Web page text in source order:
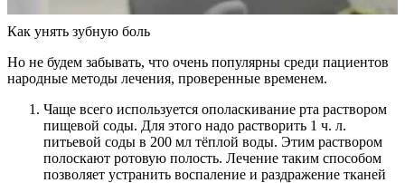
Как унять зубную боль
Но не будем забывать, что очень популярны среди пациентов
народные методы лечения, проверенные временем.
Чаще всего используется ополаскивание рта раствором
пищевой соды. Для этого надо растворить 1 ч. л.
питьевой соды в 200 мл тёплой воды. Этим раствором
полоскают ротовую полость. Лечение таким способом
позволяет устранить воспаление и раздражение тканей